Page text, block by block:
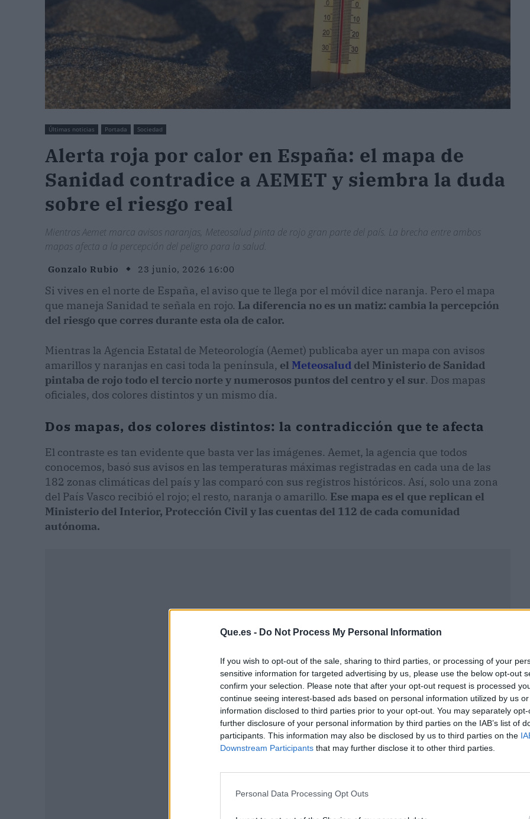
Que.es - Do Not Process My Personal Information
If you wish to opt-out of the sale, sharing to third parties, or processing of your
sensitive information for targeted advertising by us, please use the below opt-out
confirm your selection. Please note that after your opt-out request is processed
continue seeing interest-based ads based on personal information utilized by us
information disclosed to third parties prior to your opt-out. You may separately
further disclosure of your personal information by third parties on the IAB’s list of
participants. This information may also be disclosed by us to third parties on the
Downstream Participants that may further disclose it to other third parties.
Personal Data Processing Opt Outs
Últimas noticias Portada Sociedad
Alerta roja por calor en España: el mapa de
Sanidad contradice a AEMET y siembra la duda
sobre el riesgo real
Mientras Aemet marca avisos naranjas, Meteosalud pinta de rojo gran parte del país. La brecha entre ambos
mapas afecta a la percepción del peligro para la salud.
Gonzalo Rubio 23 junio, 2026 16:00
Si vives en el norte de España, el aviso que te llega por el móvil dice naranja. Pero el mapa
que maneja Sanidad te señala en rojo. La diferencia no es un matiz: cambia la percepción
del riesgo que corres durante esta ola de calor.
Mientras la Agencia Estatal de Meteorología (Aemet) publicaba ayer un mapa con avisos
amarillos y naranjas en casi toda la península, el Meteosalud del Ministerio de Sanidad
pintaba de rojo todo el tercio norte y numerosos puntos del centro y el sur. Dos mapas
oficiales, dos colores distintos y un mismo día.
Dos mapas, dos colores distintos: la contradicción que te afecta
El contraste es tan evidente que basta ver las imágenes. Aemet, la agencia que todos
conocemos, basó sus avisos en las temperaturas máximas registradas en cada una de las
182 zonas climáticas del país y las comparó con sus registros históricos. Así, solo una zona
del País Vasco recibió el rojo; el resto, naranja o amarillo. Ese mapa es el que replican el
Ministerio del Interior, Protección Civil y las cuentas del 112 de cada comunidad
autónoma.
Publicidad